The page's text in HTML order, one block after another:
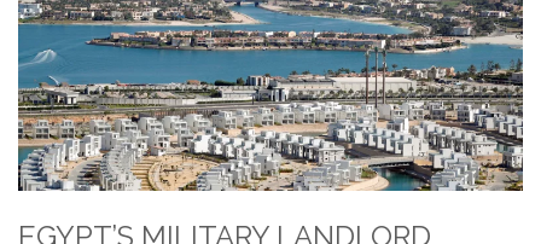
EGYPT’S MILITARY LANDLORD